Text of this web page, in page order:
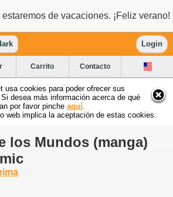
de vacaciones. ¡Feliz verano!
Login
Carrito Contacto
usa cookies para poder ofrecer sus
desea más información acerca de qué
por favor pinche aquí
web implica la aceptación de estas cookies.
los Mundos (manga)